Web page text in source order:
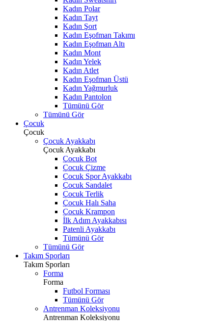
Kadın Polar
Kadın Tayt
Kadın Şort
Kadın Eşofman Takımı
Kadın Eşofman Altı
Kadın Mont
Kadın Yelek
Kadın Atlet
Kadın Eşofman Üstü
Kadın Yağmurluk
Kadın Pantolon
Tümünü Gör
Tümünü Gör
Çocuk
Çocuk
Çocuk Ayakkabı
Çocuk Ayakkabı
Çocuk Bot
Çocuk Çizme
Çocuk Spor Ayakkabı
Çocuk Sandalet
Çocuk Terlik
Çocuk Halı Saha
Çocuk Krampon
İlk Adım Ayakkabısı
Patenli Ayakkabı
Tümünü Gör
Tümünü Gör
Takım Sporları
Takım Sporları
Forma
Forma
Futbol Forması
Tümünü Gör
Antrenman Koleksiyonu
Antrenman Koleksiyonu